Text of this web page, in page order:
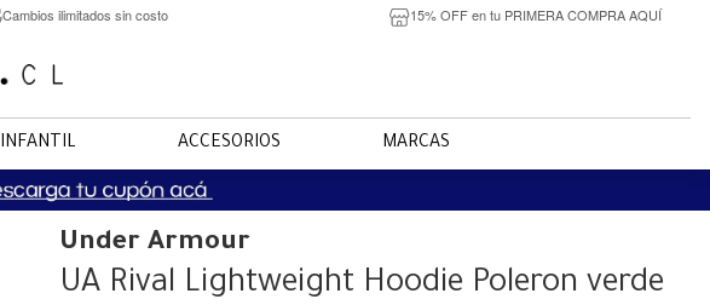
Cambios ilimitados sin costo 15% OFF en tu PRIMERA COMPRA AQUÍ
INFANTIL ACCESORIOS MARCAS
Under Armour
UA Rival Lightweight Hoodie Poleron verde